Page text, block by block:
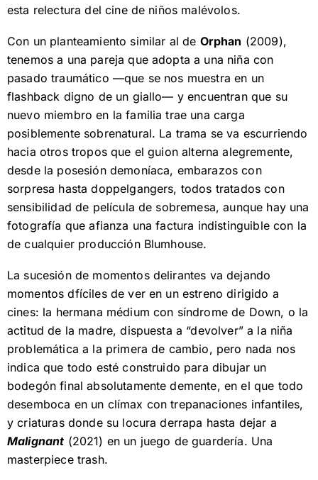
esta relectura del cine de niños malévolos.
Con un planteamiento similar al de Orphan (2009),
tenemos a una pareja que adopta a una niña con
pasado traumático —que se nos muestra en un
flashback digno de un giallo— y encuentran que su
nuevo miembro en la familia trae una carga
posiblemente sobrenatural. La trama se va escurriendo
hacia otros tropos que el guion alterna alegremente,
desde la posesión demoníaca, embarazos con
sorpresa hasta doppelgangers, todos tratados con
sensibilidad de película de sobremesa, aunque hay una
fotografía que afianza una factura indistinguible con la
de cualquier producción Blumhouse.
La sucesión de momentos delirantes va dejando
momentos dfíciles de ver en un estreno dirigido a
cines: la hermana médium con síndrome de Down, o la
actitud de la madre, dispuesta a “devolver” a la niña
problemática a la primera de cambio, pero nada nos
indica que todo esté construido para dibujar un
bodegón final absolutamente demente, en el que todo
desemboca en un clímax con trepanaciones infantiles,
y criaturas donde su locura derrapa hasta dejar a
Malignant (2021) en un juego de guardería. Una
masterpiece trash.